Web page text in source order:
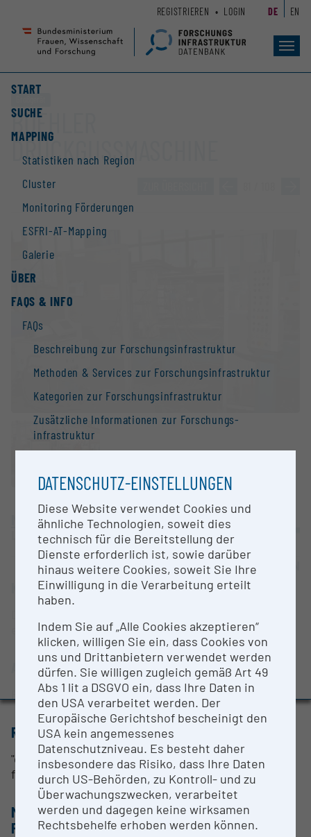
Seiteninhalt
Accesskey
Hauptnavigation
Accesskey
START
SUCHE
MAPPING
Statistiken nach Region
Cluster
Monitoring Förderungen
ESFRI-AT-Mapping
Galerie
ÜBER
FAQS & INFO
FAQs
Beschreibung zur Forschungs­infrastruktur
Methoden & Services zur Forschungs­infrastruktur
Kategorien zur Forschungs­infrastruktur
Zusätzliche Informationen zur Forschungs­
infrastruktur
Kontakt
Information
Nationale Forschungs­infrastruktur­strategie
Forschungs­infrastrukturen in der Europäischen
Union
Forschungs­infrastruktur-Datenbanken /
Forschungs­infrastruktur-Netzwerke
BMBWF-Forschungsinfrastruktur-Datenbank:
Evaluierungsstudie 2022
Auszeichnungen und Pressemeldungen
REGISTRIEREN LOGIN DE EN
BUEHLER
DRUCKGUSSMASCHINE
Montanuniversität Leoben
Leoben |Website
OPEN FOR COLLABORATION
KURZBESCHREIBUNG
einer Druckgießzelle mit Peripheriegeräten
ANSPRECHPERSON
Prof. Hofer-Hauser
RESEARCH SERVICES
"dünnwandiges Gießen von Al und Mg-Legierungen
für Leichtbauanwendungen"
METHODEN & EXPERTISE ZUR
FORSCHUNGSINFRASTRUKTUR
DATENSCHUTZ-EINSTELLUNGEN
Diese Website verwendet Cookies und
ähnliche Technologien, soweit dies
technisch für die Bereitstellung der
Dienste erforderlich ist, sowie darüber
hinaus weitere Cookies, soweit Sie Ihre
Einwilligung in die Verarbeitung erteilt
haben.
Indem Sie auf „Alle Cookies akzeptieren“
klicken, willigen Sie ein, dass Cookies von
uns und Drittanbietern verwendet werden
dürfen. Sie willigen zugleich gemäß Art 49
Abs 1 lit a DSGVO ein, dass Ihre Daten in
den USA verarbeitet werden. Der
Europäische Gerichtshof bescheinigt den
USA kein angemessenes
Datenschutzniveau. Es besteht daher
insbesondere das Risiko, dass Ihre Daten
durch US-Behörden, zu Kontroll- und zu
Überwachungszwecken, verarbeitet
werden und dagegen keine wirksamen
Rechtsbehelfe erhoben werden können.